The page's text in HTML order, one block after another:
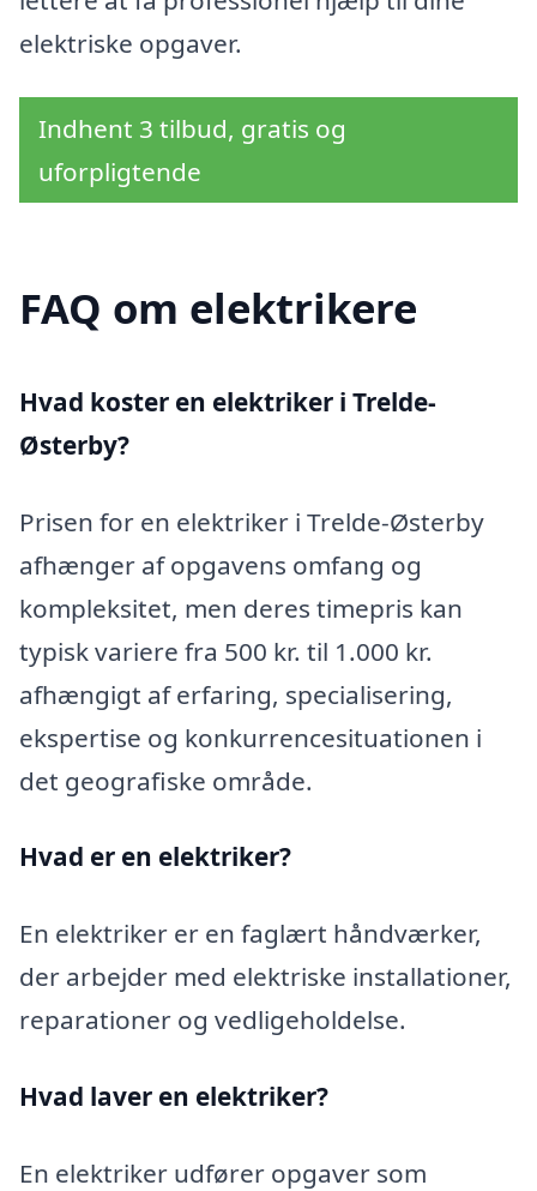
elektriske opgaver.
Indhent 3 tilbud, gratis og
uforpligtende
FAQ om elektrikere
Hvad koster en elektriker i Trelde-
Østerby?
Prisen for en elektriker i Trelde-Østerby
afhænger af opgavens omfang og
kompleksitet, men deres timepris kan
typisk variere fra 500 kr. til 1.000 kr.
afhængigt af erfaring, specialisering,
ekspertise og konkurrencesituationen i
det geografiske område.
Hvad er en elektriker?
En elektriker er en faglært håndværker,
der arbejder med elektriske installationer,
reparationer og vedligeholdelse.
Hvad laver en elektriker?
En elektriker udfører opgaver som